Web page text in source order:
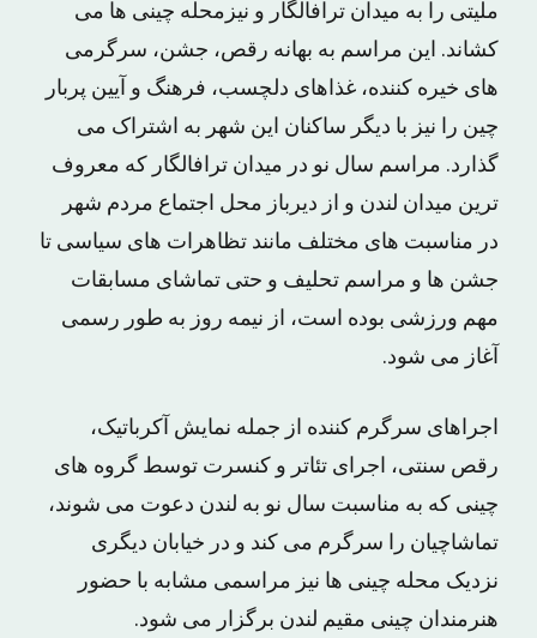
ملیتی را به میدان ترافالگار و نیزمحله چینی ها می
کشاند. این مراسم به بهانه رقص، جشن، سرگرمی
های خیره کننده، غذاهای دلچسب، فرهنگ و آیین پربار
چین را نیز با دیگر ساکنان این شهر به اشتراک می
گذارد. مراسم سال نو در میدان ترافالگار که معروف
ترین میدان لندن و از دیرباز محل اجتماع مردم شهر
در مناسبت های مختلف مانند تظاهرات های سیاسی تا
جشن ها و مراسم تحلیف و حتی تماشای مسابقات
مهم ورزشی بوده است، از نیمه روز به طور رسمی
آغاز می شود.
اجراهای سرگرم کننده از جمله نمایش آکرباتیک،
رقص سنتی، اجرای تئاتر و کنسرت توسط گروه های
چینی که به مناسبت سال نو به لندن دعوت می شوند،
تماشاچیان را سرگرم می کند و در خیابان دیگری
نزدیک محله چینی ها نیز مراسمی مشابه با حضور
هنرمندان چینی مقیم لندن برگزار می شود.